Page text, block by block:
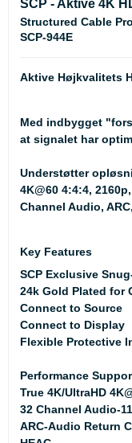
SCP - Aktive 4K
Structured Cable
SCP-944E
Aktive Højkvalitets
Med indbygget
at signalet har
Understøtter
4K@60 4:4:4,
Channel Audio,
Key Features
SCP Exclusive
24k Gold Plated for
Connect to Source
Connect to Display
Flexible Protective
Performance
True 4K/UltraHD
32 Channel Audio-
ARC-Audio Return